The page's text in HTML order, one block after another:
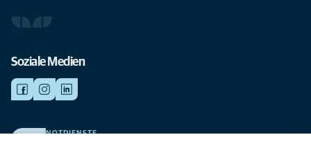
Soziale Medien
NOTDIENSTE